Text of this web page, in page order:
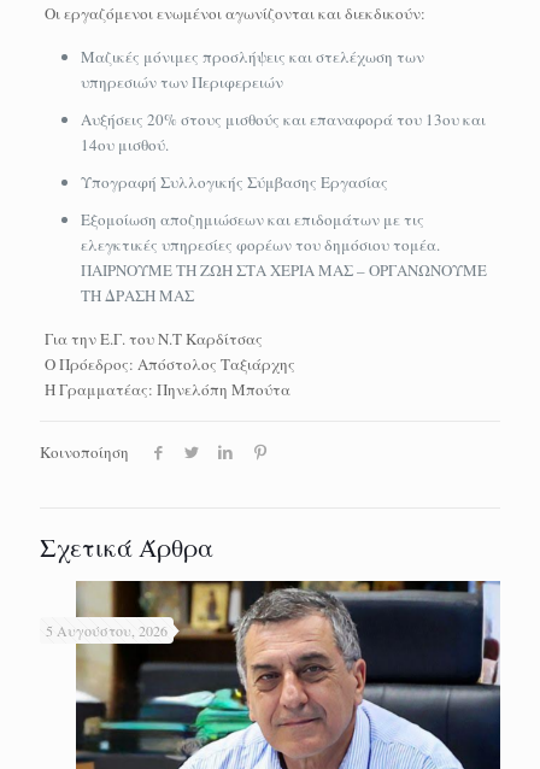
Οι εργαζόμενοι ενωμένοι αγωνίζονται και διεκδικούν:
Μαζικές μόνιμες προσλήψεις και στελέχωση των
υπηρεσιών των Περιφερειών
Αυξήσεις 20% στους μισθούς και επαναφορά του 13ου και
14ου μισθού.
Υπογραφή Συλλογικής Σύμβασης Εργασίας
Εξομοίωση αποζημιώσεων και επιδομάτων με τις
ελεγκτικές υπηρεσίες φορέων του δημόσιου τομέα.
ΠΑΙΡΝΟΥΜΕ ΤΗ ΖΩΗ ΣΤΑ ΧΕΡΙΑ ΜΑΣ – ΟΡΓΑΝΩΝΟΥΜΕ
ΤΗ ΔΡΑΣΗ ΜΑΣ
Για την Ε.Γ. του Ν.Τ Καρδίτσας
Ο Πρόεδρος: Απόστολος Ταξιάρχης
Η Γραμματέας: Πηνελόπη Μπούτα
Κοινοποίηση
Σχετικά Άρθρα
5 Αυγούστου, 2026